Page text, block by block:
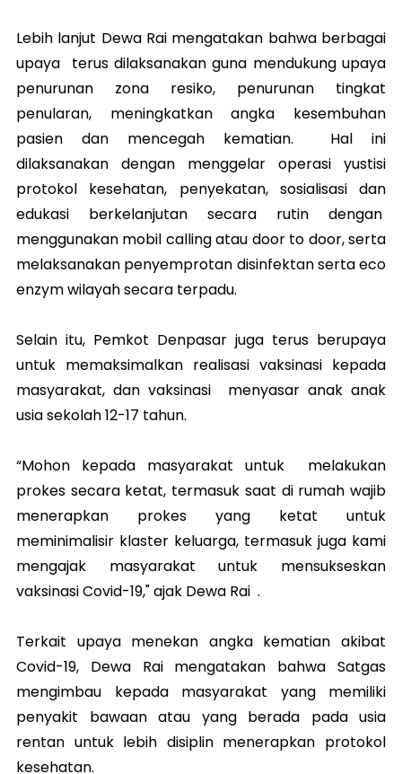
Lebih lanjut Dewa Rai mengatakan bahwa berbagai
upaya terus dilaksanakan guna mendukung upaya
penurunan zona resiko, penurunan tingkat
penularan, meningkatkan angka kesembuhan
pasien dan mencegah kematian. Hal ini
dilaksanakan dengan menggelar operasi yustisi
protokol kesehatan, penyekatan, sosialisasi dan
edukasi berkelanjutan secara rutin dengan
menggunakan mobil calling atau door to door, serta
melaksanakan penyemprotan disinfektan serta eco
enzym wilayah secara terpadu.
Selain itu, Pemkot Denpasar juga terus berupaya
untuk memaksimalkan realisasi vaksinasi kepada
masyarakat, dan vaksinasi menyasar anak anak
usia sekolah 12-17 tahun.
“Mohon kepada masyarakat untuk melakukan
prokes secara ketat, termasuk saat di rumah wajib
menerapkan prokes yang ketat untuk
meminimalisir klaster keluarga, termasuk juga kami
mengajak masyarakat untuk mensukseskan
vaksinasi Covid-19," ajak Dewa Rai .
Terkait upaya menekan angka kematian akibat
Covid-19, Dewa Rai mengatakan bahwa Satgas
mengimbau kepada masyarakat yang memiliki
penyakit bawaan atau yang berada pada usia
rentan untuk lebih disiplin menerapkan protokol
kesehatan.